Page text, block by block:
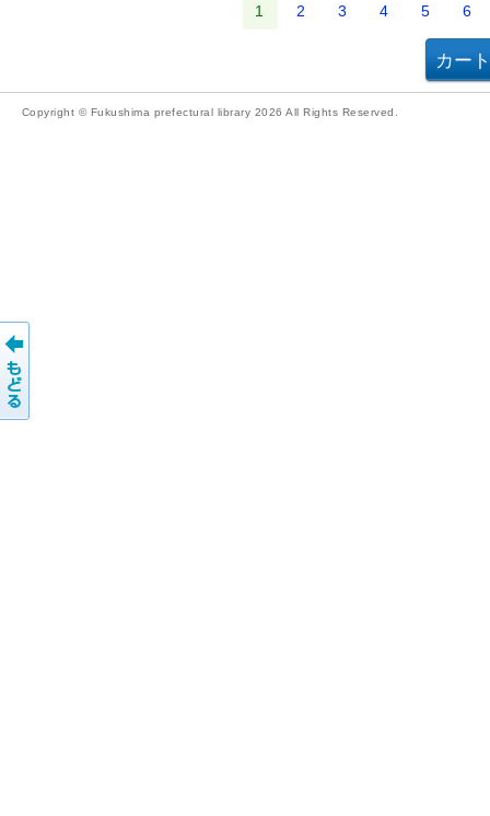
1 2 3 4 5 6
Copyright © Fukushima prefectural library 2026 All Rights Reserved.